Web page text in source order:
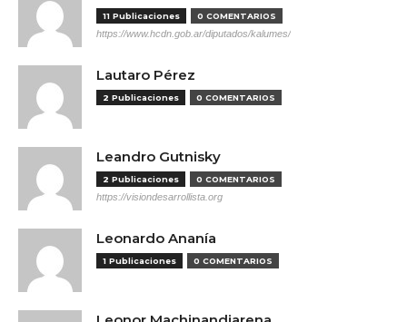
11 Publicaciones 0 COMENTARIOS
https://www.hcdn.gob.ar/diputados/kalumes/
Lautaro Pérez
2 Publicaciones 0 COMENTARIOS
Leandro Gutnisky
2 Publicaciones 0 COMENTARIOS
https://visiondesarrollista.org
Leonardo Ananía
1 Publicaciones 0 COMENTARIOS